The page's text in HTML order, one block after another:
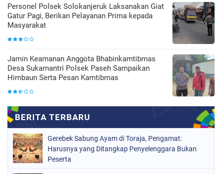
Personel Polsek Solokanjeruk Laksanakan Giat
Gatur Pagi, Berikan Pelayanan Prima kepada
Masyarakat
Jamin Keamanan Anggota Bhabinkamtibmas
Desa Sukamantri Polsek Paseh Sampaikan
Himbaun Serta Pesan Kamtibmas
Gerebek Sabung Ayam di Toraja, Pengamat:
Harusnya yang Ditangkap Penyelenggara Bukan
Peserta